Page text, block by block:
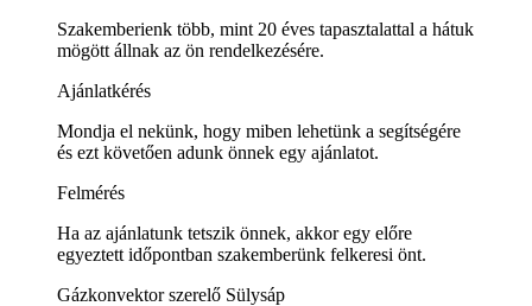
Szakemberienk több, mint 20 éves tapasztalattal a hátuk
mögött állnak az ön rendelkezésére.
Ajánlatkérés
Mondja el nekünk, hogy miben lehetünk a segítségére
és ezt követően adunk önnek egy ajánlatot.
Felmérés
Ha az ajánlatunk tetszik önnek, akkor egy előre
egyeztett időpontban szakemberünk felkeresi önt.
Gázkonvektor szerelő Sülysáp